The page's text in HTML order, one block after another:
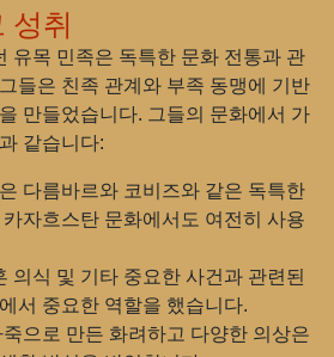
성취
유목 민족은 독특한 문화 전통과 관
들은 친족 관계와 부족 동맹에 기반
만들었습니다. 그들의 문화에서 가
같습니다:
다름바르와 코비즈와 같은 독특한
자흐스탄 문화에서도 여전히 사용
의식 및 기타 중요한 사건과 관련된
서 중요한 역할을 했습니다.
으로 만든 화려하고 다양한 의상은